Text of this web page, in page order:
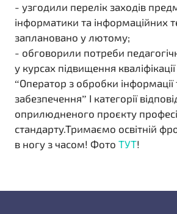
- узгодили перелік заходів
інформатики та інформаційних
заплановано у лютому;
- обговорили потреби
у курсах підвищення
“Оператор з обробки
забезпечення” І категорії
оприлюдненого проєкту
стандарту.Тримаємо освітній
в ногу з часом! Фото ТУТ!